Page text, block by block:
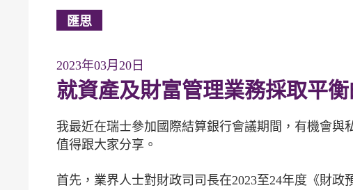
匯思
2023年03月20日
就資產及財富管理業務採取平
我最近在瑞士參加國際結算銀行會議期間，有機會
值得跟大家分享。
首先，業界人士對財政司司長在2023至24年度《財